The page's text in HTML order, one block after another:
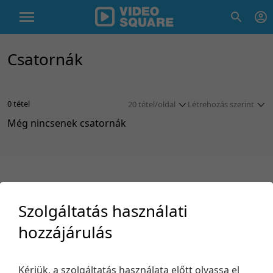
Csatornák
Létrehozás szerint
Létrehozás szerint
0 tétel
20 tétel/oldal
50 tétel/oldal
Még nincsenek csatornák
Támogatás
Szolgáltatás használati
hozzájárulás
Kérjük, a szolgáltatás használata előtt olvassa el